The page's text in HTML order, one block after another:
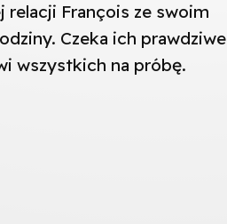
relacji François ze swoim
Czeka ich prawdziwe
wszystkich na próbę.